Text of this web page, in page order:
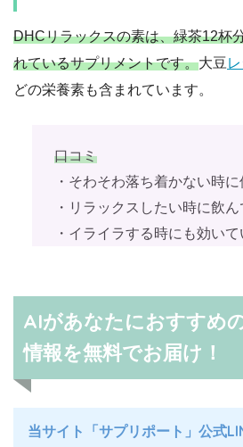
DHCリラックスの素は、緑茶12杯
れているサプリメントです。大豆
どの栄養素も含まれています。
口コミ
・そわそわ落ち着かない時
・リラックスしたい時に飲
・イライラする時にも効い
AIがあなたにおすすめ
情報を無料でお届け！
当サイト「サプリポート」公式